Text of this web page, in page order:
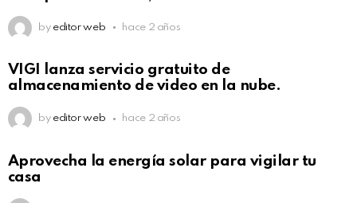
by editor web hace 2 años
VIGI lanza servicio gratuito de
almacenamiento de video en la nube.
by editor web hace 2 años
Aprovecha la energía solar para vigilar tu
casa